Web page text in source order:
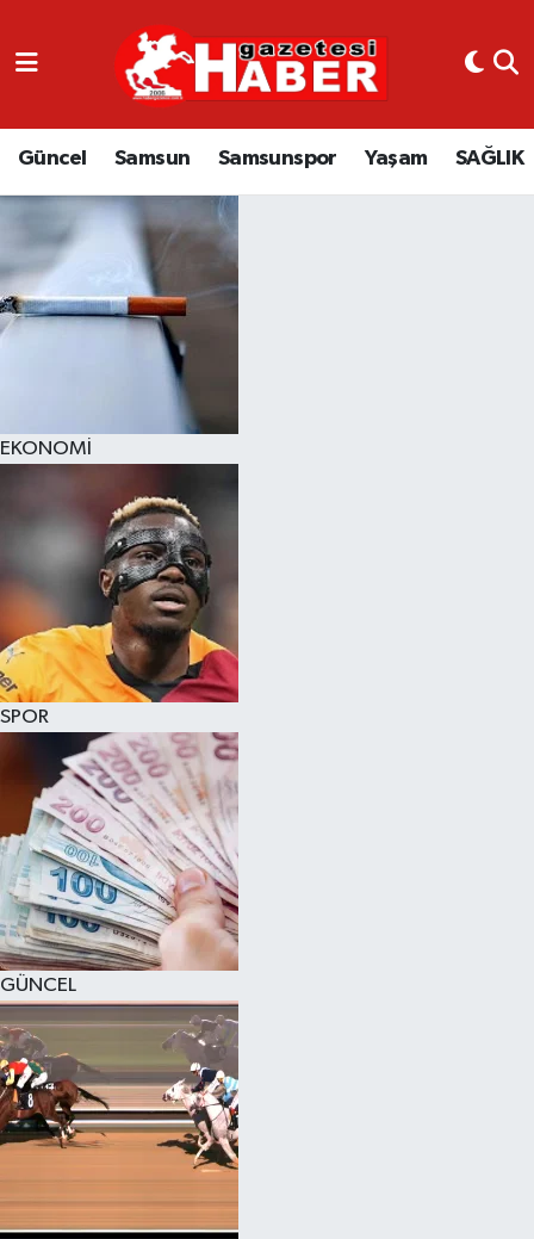
Güncel Samsun Samsunspor Yaşam SAĞLIK
EKONOMİ
SPOR
GÜNCEL
GÜNCEL
SAMSUN
SAMSUNSPOR
EKONOMİ
YAŞAM